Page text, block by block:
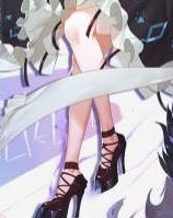
方阵营参与活动，
营。